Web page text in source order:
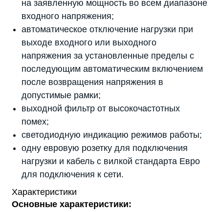
на заявленную мощность во всем диапазоне
входного напряжения;
автоматическое отключение нагрузки при
выходе входного или выходного
напряжения за установленные пределы с
последующим автоматическим включением
после возвращения напряжения в
допустимые рамки;
выходной фильтр от высокочастотных
помех;
светодиодную индикацию режимов работы;
одну евровую розетку для подключения
нагрузки и кабель с вилкой стандарта Евро
для подключения к сети.
Характеристики
Основные характеристики: